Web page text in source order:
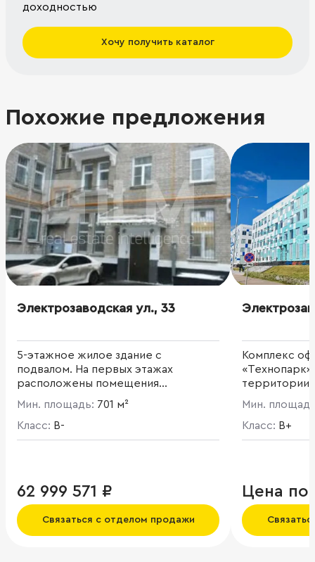
доходностью
Хочу получить каталог
Похожие предложения
Электрозаводская ул., 33
5-этажное жилое здание с
подвалом. На первых этажах
расположены помещения
свободного назначения.
Мин. площадь: 701 м²
Класс: B-
62 999 571 ₽
Связаться с отделом продажи
Комплекс
территории
центра
четырех
офисных
площадью 11
комплекса.
бульвар",
Мин.
Класс: B+
Цена по